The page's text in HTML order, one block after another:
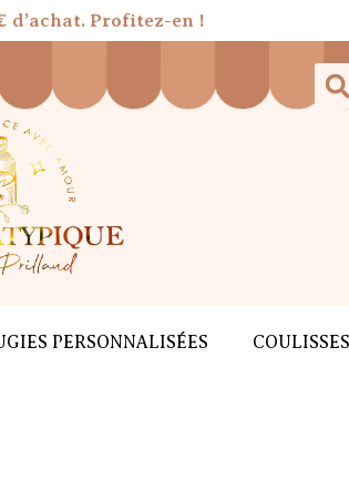
d’achat. Profitez-en !
PERSONNALISÉES COULISSES